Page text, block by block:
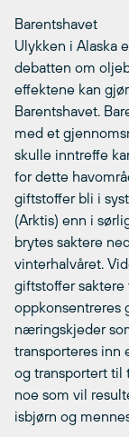
Barentshavet
Ulykken i Alaska
debatten om
effektene kan
Barentshavet.
med et
skulle inntreffe
for dette
giftstoffer bli i
(Arktis) enn i
brytes saktere
vinterhalvåret.
giftstoffer saktere
oppkonsentreres
næringskjeder
transporteres inn
og transportert til
noe som vil
isbjørn og